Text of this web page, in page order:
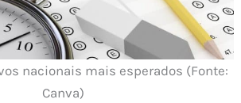
nacionais mais esperados (Fonte:
Canva)